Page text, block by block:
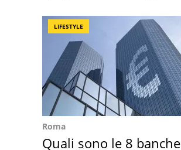
LIFESTYLE
Roma
Quali sono le 8 banche